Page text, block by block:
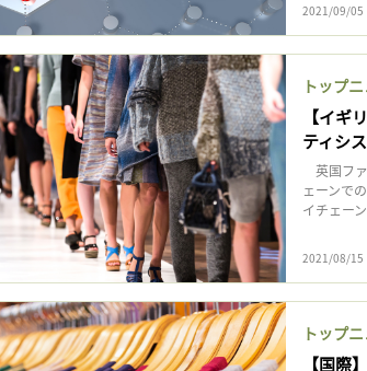
2021/09/05
トップ
【イギ
ティシ
英国フ
ェーンで
イチェー
2021/08/15
トップ
【国際
記事をお気に入りに保存するには
ログインが必要です